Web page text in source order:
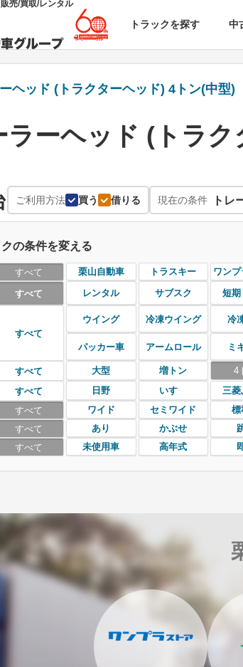
売/買取/レンタル
トラックを探す 中
ーヘッド (トラクターヘッド) 4トン(中型)
ラーヘッド (トラ
ご利用方法 買う 借りる 現在の条件 トレ
の条件を変える
すべて 栗山自動車 トラスキー
ワン
すべて レンタル サブスク 短期
すべて
ウイング 冷凍ウイング 冷
パッカー車 アームロール ミ
すべて 大型 増トン 4
すべて 日野 いすゞ 三菱
すべて ワイド セミワイド 標
すべて あり かぶせ
すべて 未使用車 高年式